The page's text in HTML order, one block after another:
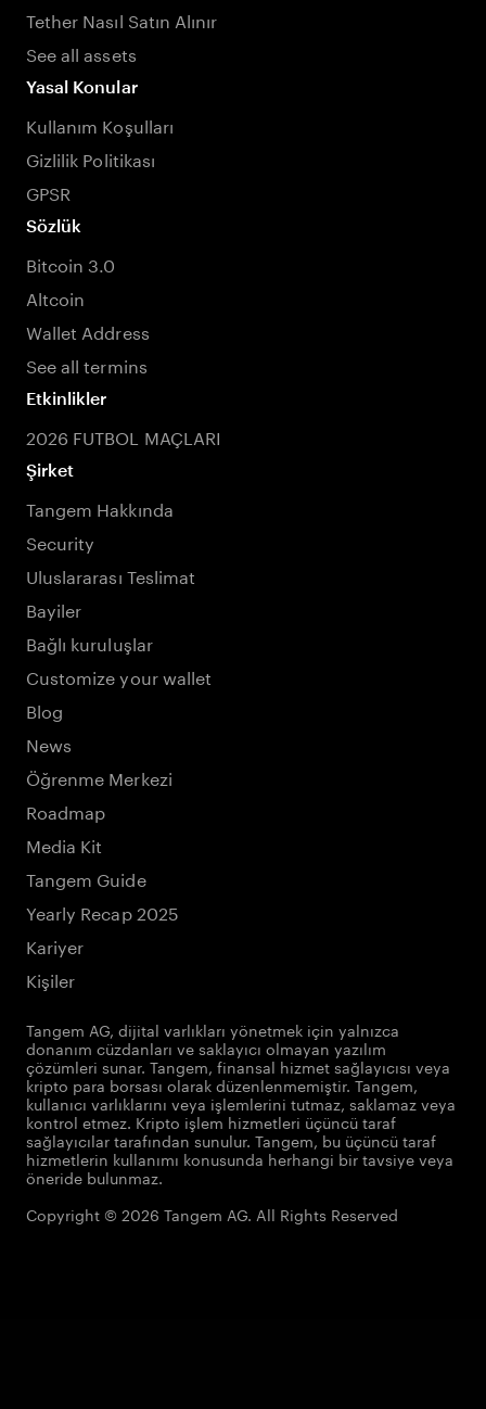
Tether Nasıl Satın Alınır
See all assets
Yasal Konular
Kullanım Koşulları
Gizlilik Politikası
GPSR
Sözlük
Bitcoin 3.0
Altcoin
Wallet Address
See all termins
Etkinlikler
2026 FUTBOL MAÇLARI
Şirket
Tangem Hakkında
Security
Uluslararası Teslimat
Bayiler
Bağlı kuruluşlar
Customize your wallet
Blog
News
Öğrenme Merkezi
Roadmap
Media Kit
Tangem Guide
Yearly Recap 2025
Kariyer
Kişiler
Tangem AG, dijital varlıkları yönetmek için yalnızca
donanım cüzdanları ve saklayıcı olmayan yazılım
çözümleri sunar. Tangem, finansal hizmet sağlayıcısı veya
kripto para borsası olarak düzenlenmemiştir. Tangem,
kullanıcı varlıklarını veya işlemlerini tutmaz, saklamaz veya
kontrol etmez. Kripto işlem hizmetleri üçüncü taraf
sağlayıcılar tarafından sunulur. Tangem, bu üçüncü taraf
hizmetlerin kullanımı konusunda herhangi bir tavsiye veya
öneride bulunmaz.